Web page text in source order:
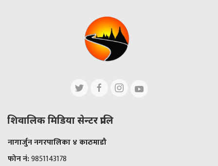
शिवालिक मिडिया सेन्टर प्रालि
नागार्जुन नगरपालिका ४ काठमाडौ
फोन नं:9851143178